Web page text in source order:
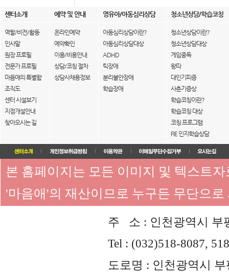
센터소개 예약 및 안내 영유아/아동심리상담 청소년상담/학습코칭
역할/비전/활동
인사말
원장 프로필
전문가 프로필
마음애의 특별함
조직도
센터 시설보기
지점개설안내
찾아오시는 길
온라인예약
예약확인
이용/비용안내
상담/코칭 절차
상담사채용정보
아동심리상담이란?
아동심리상담대상
ADHD
틱장애
분리불안장애
학습장애
청소년상담이란?
청소년상담대상
게임중독
왕따
대인기피증
사춘기증상
학습코칭이란?
학습코칭 대상
코칭 프로그램
FIE 인지학습상담
본 홈페이지는 모든 이미지 및 텍스트
'마음애'의 재산이므로 누구든 무단으
주 소 : 인천광역시 부
Tel : (032)518-8087,
도로명 : 인천광역시